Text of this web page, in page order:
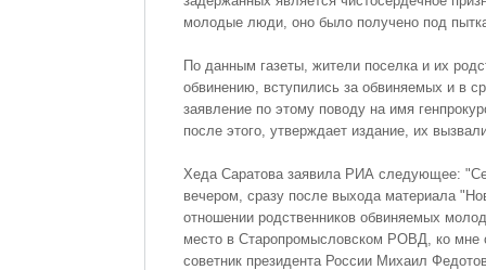
молодые люди, оно было получено под
По данным газеты, жители поселка и их
обвинению, вступились за обвиняемых и в
заявление по этому поводу на имя
после этого, утверждает издание, их
Хеда Саратова заявила РИА следующее:
вечером, сразу после выхода материала
отношении родственников обвиняемых
место в Старопромысловском РОВД, ко мне
советник президента России Михаил